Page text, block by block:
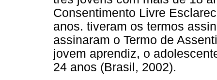
Consentimento Livre
anos. tiveram os termos
assinaram o Termo de
jovem aprendiz, o
24 anos (Brasil, 2002).